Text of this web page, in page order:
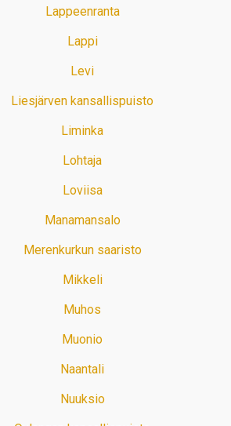
Lappeenranta
Lappi
Levi
Liesjärven kansallispuisto
Liminka
Lohtaja
Loviisa
Manamansalo
Merenkurkun saaristo
Mikkeli
Muhos
Muonio
Naantali
Nuuksio